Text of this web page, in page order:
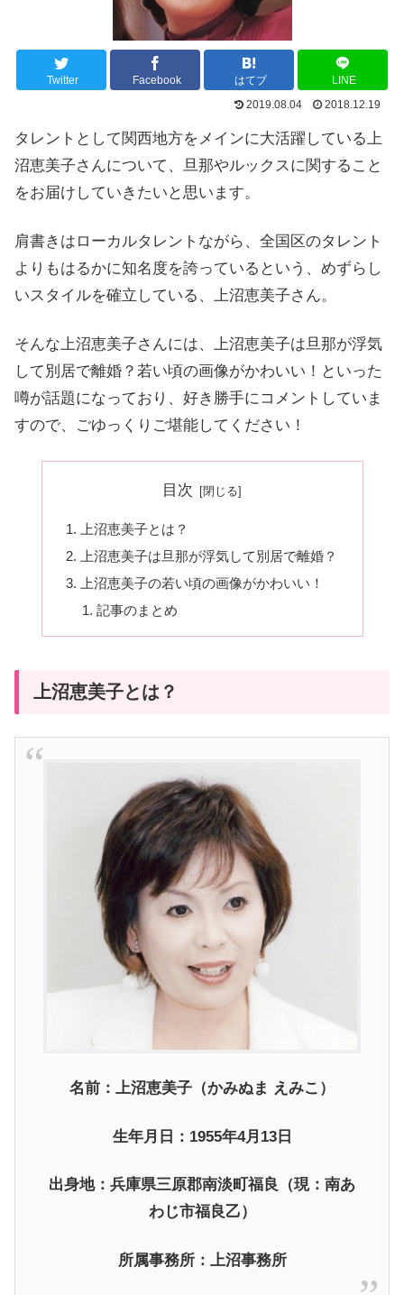
Twitter Facebook はてブ
LINE
2019.08.04
2018.12.19
タレントとして関西地方をメインに大活躍している上
沼恵美子さんについて、旦那やルックスに関すること
をお届けしていきたいと思います。
肩書きはローカルタレントながら、全国区のタレント
よりもはるかに知名度を誇っているという、めずらし
いスタイルを確立している、上沼恵美子さん。
そんな上沼恵美子さんには、上沼恵美子は旦那が浮気
して別居で離婚？若い頃の画像がかわいい！といった
噂が話題になっており、好き勝手にコメントしていま
すので、ごゆっくりご堪能してください！
目次
上沼恵美子とは？
上沼恵美子は旦那が浮気して別居で離婚？
上沼恵美子の若い頃の画像がかわいい！
記事のまとめ
上沼恵美子とは？
名前：上沼恵美子（かみぬま えみこ）
生年月日：1955年4月13日
出身地：兵庫県三原郡南淡町福良（現：南あ
わじ市福良乙）
所属事務所：上沼事務所